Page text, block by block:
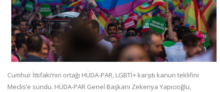
Cumhur İttifakı’nın ortağı HÜDA-PAR, LGBTİ+ karşıtı kanun teklifini
Meclis’e sundu. HÜDA-PAR Genel Başkanı Zekeriya Yapıcıoğlu,